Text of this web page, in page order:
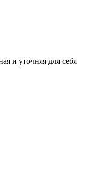
и уточняя для себя